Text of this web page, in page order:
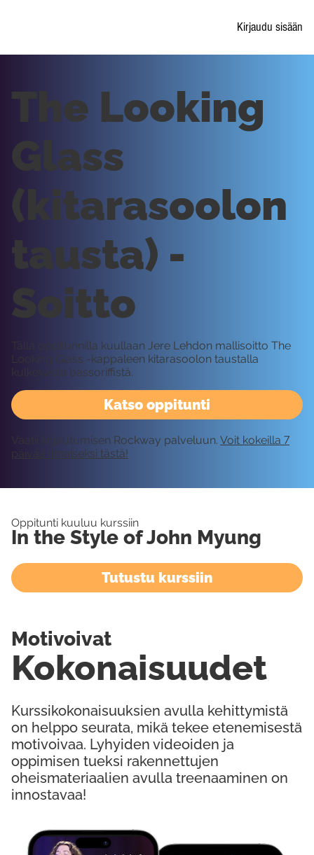
Kirjaudu sisään
Katso oppitunti
The Looking
Glass
(kitarasoolon
tausta) -
Soitto
Tällä oppitunnilla kuullaan Jere Lehdon mallisoitto The
Looking Glass -kappaleen kitarasoolon taustalla
kulkevasta bassoriffistä.
Vaatii kirjautumisen Rockway palveluun. Voit kokeilla 7
päivää ilmaiseksi tästä!
Oppitunti kuuluu kurssiin
In the Style of John Myung
Tutustu kurssiin
Kurssikokonaisuuksien avulla kehittymistä
on helppo seurata, mikä tekee etenemisestä
motivoivaa. Lyhyiden videoiden ja
oppimisen tueksi rakennettujen
oheismateriaalien avulla treenaaminen on
innostavaa!
Kokonaisuudet
Motivoivat